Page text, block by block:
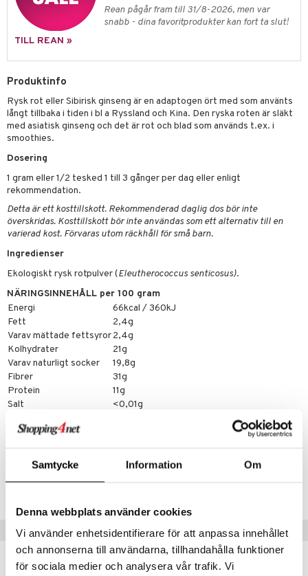
Samtycke Information Om
Denna webbplats använder cookies
Vi använder enhetsidentifierare för att anpassa innehållet
och annonserna till användarna, tillhandahålla funktioner
för sociala medier och analysera vår trafik. Vi
Rean pågår fram till 31/8-2026, men var
snabb - dina favoritprodukter kan fort ta slut!
TILL REAN »
Produktinfo
Rysk rot eller Sibirisk ginseng är en adaptogen ört med som använts
långt tillbaka i tiden i bl a Ryssland och Kina. Den ryska roten är släkt
med asiatisk ginseng och det är rot och blad som används t.ex. i
smoothies.
Dosering
1 gram eller 1/2 tesked 1 till 3 gånger per dag eller enligt
rekommendation.
Detta är ett kosttillskott. Rekommenderad daglig dos bör inte
överskridas. Kosttillskott bör inte användas som ett alternativ till en
varierad kost. Förvaras utom räckhåll för små barn.
Ingredienser
Ekologiskt rysk rotpulver (Eleutherococcus senticosus).
NÄRINGSINNEHÅLL per 100 gram
Energi
66kcal / 360kJ
Fett
2,4g
Varav mättade fettsyror2,4g
Kolhydrater
21g
Varav naturligt socker
19,8g
Fibrer
31g
Protein
11g
Salt
<0,01g
Artikelnr
Tips till dig
& nötter
& buljong
& avgiftning
fot
dusch & tvål
oljor
utan sol
K
svar